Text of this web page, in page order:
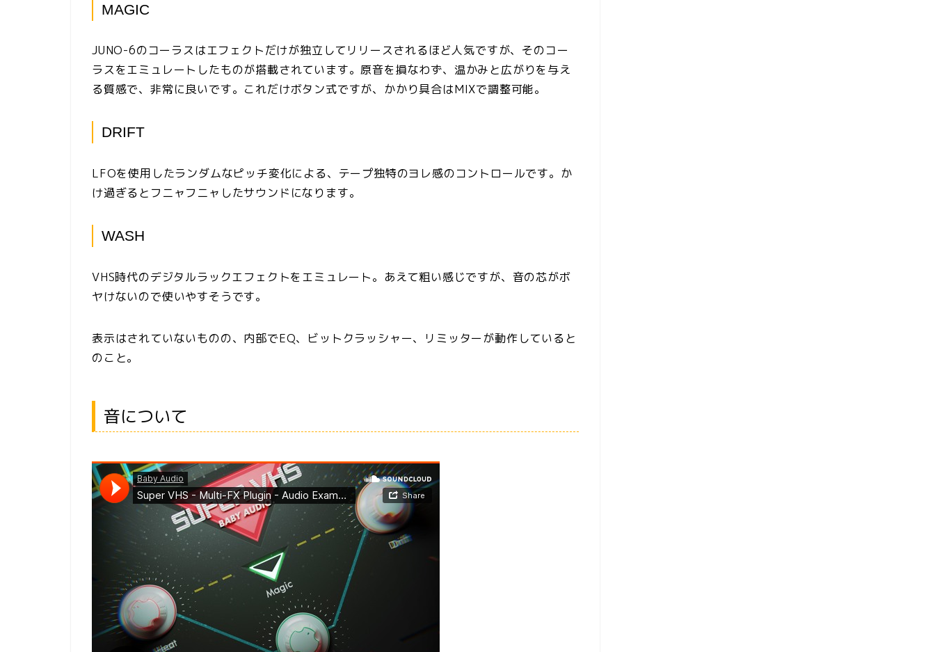
MAGIC
JUNO-6のコーラスはエフェクトだけが独立してリリースされるほど人気ですが、そのコー
ラスをエミュレートしたものが搭載されています。原音を損なわず、温かみと広がりを与え
る質感で、非常に良いです。これだけボタン式ですが、かかり具合はMIXで調整可能。
DRIFT
LFOを使用したランダムなピッチ変化による、テープ独特のヨレ感のコントロールです。か
け過ぎるとフニャフニャしたサウンドになります。
WASH
VHS時代のデジタルラックエフェクトをエミュレート。あえて粗い感じですが、音の芯がボ
ヤけないので使いやすそうです。
表示はされていないものの、内部でEQ、ビットクラッシャー、リミッターが動作していると
のこと。
音について